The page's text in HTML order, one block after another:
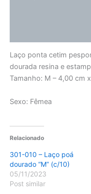
Laço ponta cetim
dourada resina e
Tamanho: M – 4,00 cm
Sexo: Fêmea
Relacionado
301-010 – Laço poá
dourado “M” (c/10)
05/11/2023
Post similar